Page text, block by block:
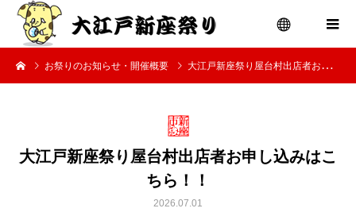
menu
お祭りのお知らせ・開催概要 大江戸新座祭り屋台村出店者お申し込みはこちら！！
大江戸新座祭り屋台村出店者お申し込みはこ
ちら！！
2026.07.01